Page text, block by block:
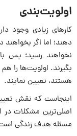
اولویت‌بندی
کارهای زیادی وجود
دهند؛ اما اگر
نخواهند رسید؛ پس
بگیرند. اولویت‏‌ها را
هستند، تعیین نمایند.
اینجاست که نقش
اصلی‏‌ترین مشکلات در
مسئله هدف زندگی